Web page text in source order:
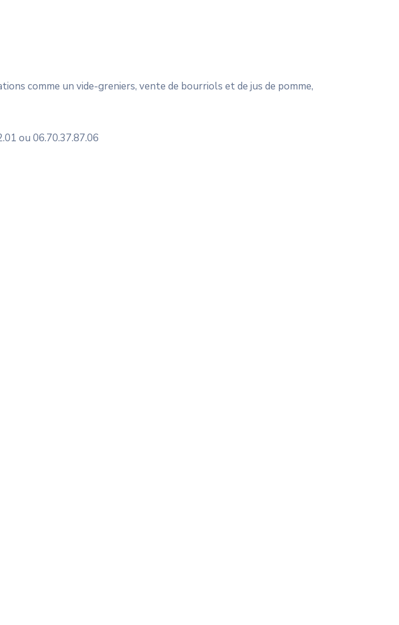
comme un vide-greniers, vente de bourriols et de jus de pomme,
ou 06.70.37.87.06